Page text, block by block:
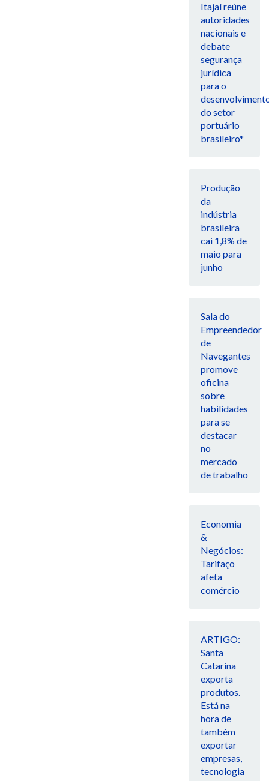
Itajaí reúne
autoridades
nacionais e
debate
segurança
jurídica
para o
do setor
portuário
brasileiro*
Produção
da
indústria
brasileira
cai 1,8% de
maio para
junho
Sala do
Empreendedor
de
Navegantes
promove
oficina
sobre
habilidades
para se
destacar
no
mercado
de trabalho
Economia
&
Negócios:
Tarifaço
afeta
comércio
ARTIGO:
Santa
Catarina
exporta
produtos.
Está na
hora de
também
exportar
empresas,
tecnologia